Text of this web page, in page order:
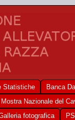
Statistiche
Banca
Nazionale del
fotografica